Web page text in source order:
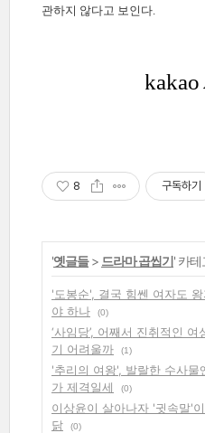
관하지 않다고 보인다.
8 구독하기
'옛글들> 드라마 곱씹기' 카
'도봉순', 결국 힘쎈 여자도
야 하나
(0)
‘사임당’, 어째서 진취적인
기 어려울까
(1)
'추리의 여왕', 발랄한 수사물
가 제격일세
(0)
이상윤이 살아나자 '귓속말'
닭
(0)